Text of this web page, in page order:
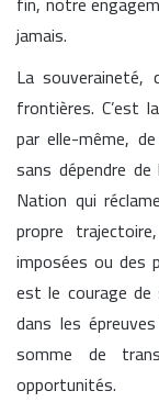
jamais.
La souveraineté,
frontières. C’est
par elle-même,
sans dépendre de
Nation qui
propre
imposées ou des
est le courage
dans les
somme de
opportunités.